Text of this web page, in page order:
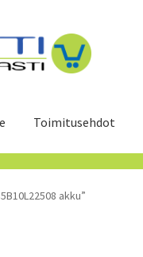
Toimitusehdot
akku”